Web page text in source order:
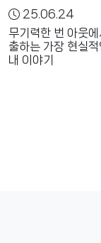
25.06.24
무기력한 번 아웃
출하는 가장 현실
내 이야기